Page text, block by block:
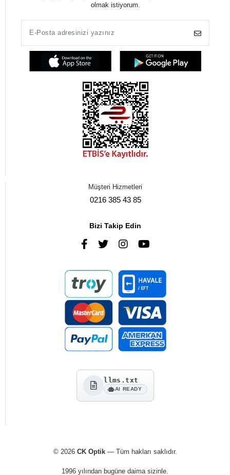
olmak istiyorum.
Müşteri Hizmetleri
0216 385 43 85
Bizi Takip Edin
llms.txt
AI READY
© 2026 CK Optik— Tüm hakları saklıdır.
1996 yılından bugüne daima sizinle.